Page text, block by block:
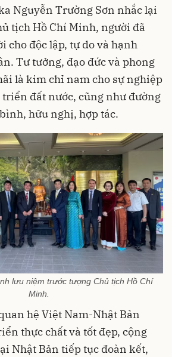
Nguyễn Trường Sơn nhắc lại
tịch Hồ Chí Minh, người đã
cho độc lập, tự do và hạnh
Tư tưởng, đạo đức và phong
là kim chỉ nam cho sự nghiệp
đất nước, cũng như đường
hữu nghị, hợp tác.
lưu niệm trước tượng Chủ tịch Hồ Chí
Minh.
hệ Việt Nam-Nhật Bản
thực chất và tốt đẹp, cộng
Nhật Bản tiếp tục đoàn kết,